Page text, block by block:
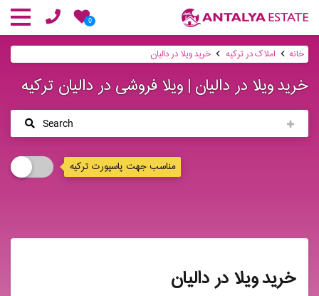
0
خانه املاک در ترکیه خرید ویلا در دالیان
خرید ویلا در دالیان | ویلا فروشی در دالیان ترکیه
Search
مناسب جهت پاسپورت ترکیه
خرید ویلا در دالیان